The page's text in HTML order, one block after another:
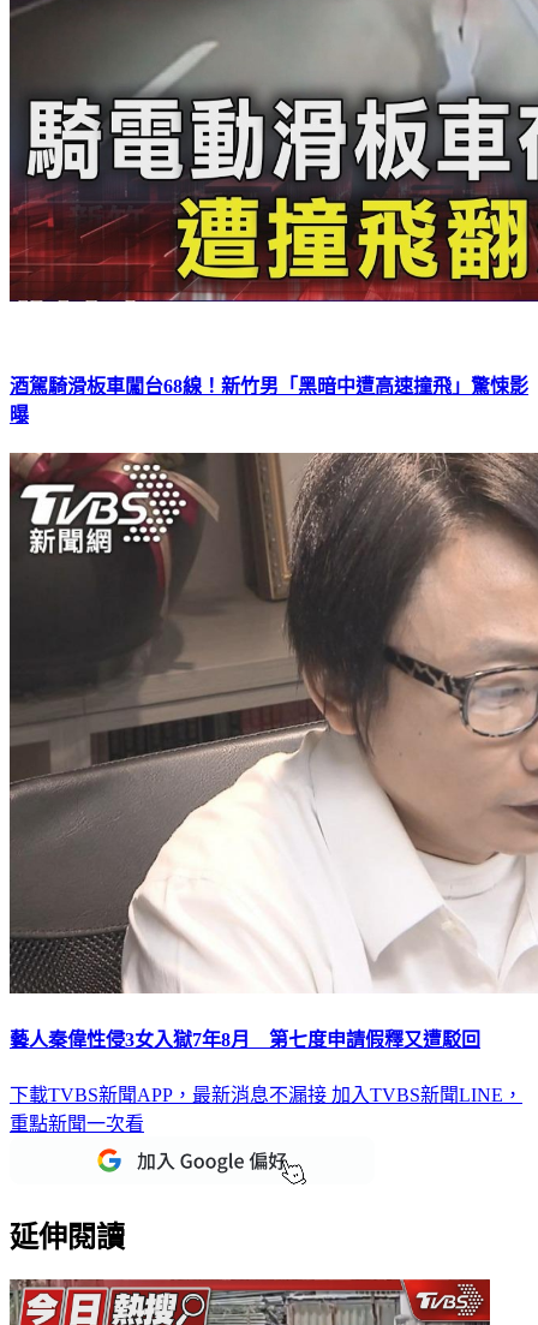
酒駕騎滑板車闖台68線！新竹男「黑暗中遭高速撞飛」驚悚影
曝
藝人秦偉性侵3女入獄7年8月 第七度申請假釋又遭駁回
下載TVBS新聞APP，最新消息不漏接 加入TVBS新聞LINE，
重點新聞一次看
延伸閱讀